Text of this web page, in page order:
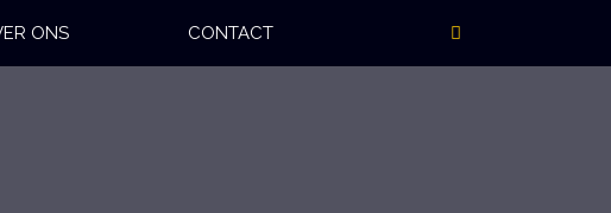
ONS CONTACT